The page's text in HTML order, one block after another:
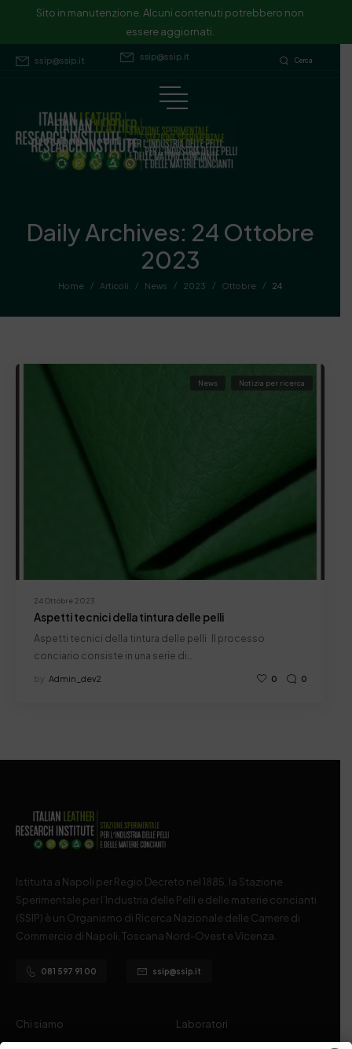
Sito in manutenzione. Alcuni contenuti potrebbero non
essere aggiornati.
ssip@ssip.it Cerca
Sito in manutenzione. Alcuni contenuti potrebbero non essere
aggiornati.
ssip@ssip.it
Daily Archives: 24 Ottobre
2023
Home / Articoli / News / 2023 / Ottobre / 24
24 Ottobre 2023
News Notizia per ricerca
Aspetti tecnici della tintura delle pelli
Aspetti tecnici della tintura delle pelli Il processo
conciario consiste in una serie di…
by Admin_dev2 0 0
Istituita a Napoli per Regio Decreto nel 1885, la Stazione
Sperimentale per l’Industria delle Pelli e delle materie concianti
(SSIP) è un Organismo di Ricerca Nazionale delle Camere di
Commercio di Napoli, Toscana Nord-Ovest e Vicenza.
081 597 91 00 ssip@ssip.it
Chi siamo
Laboratori